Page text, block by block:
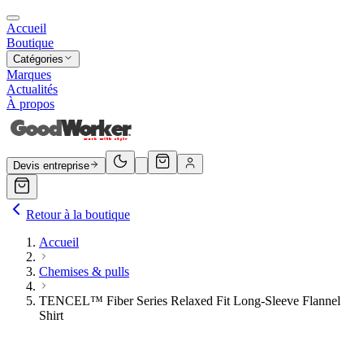
Accueil
Boutique
Catégories
Marques
Actualités
À propos
Devis entreprise
Retour à la boutique
Accueil
Chemises & pulls
TENCEL™ Fiber Series Relaxed Fit Long-Sleeve Flannel
Shirt